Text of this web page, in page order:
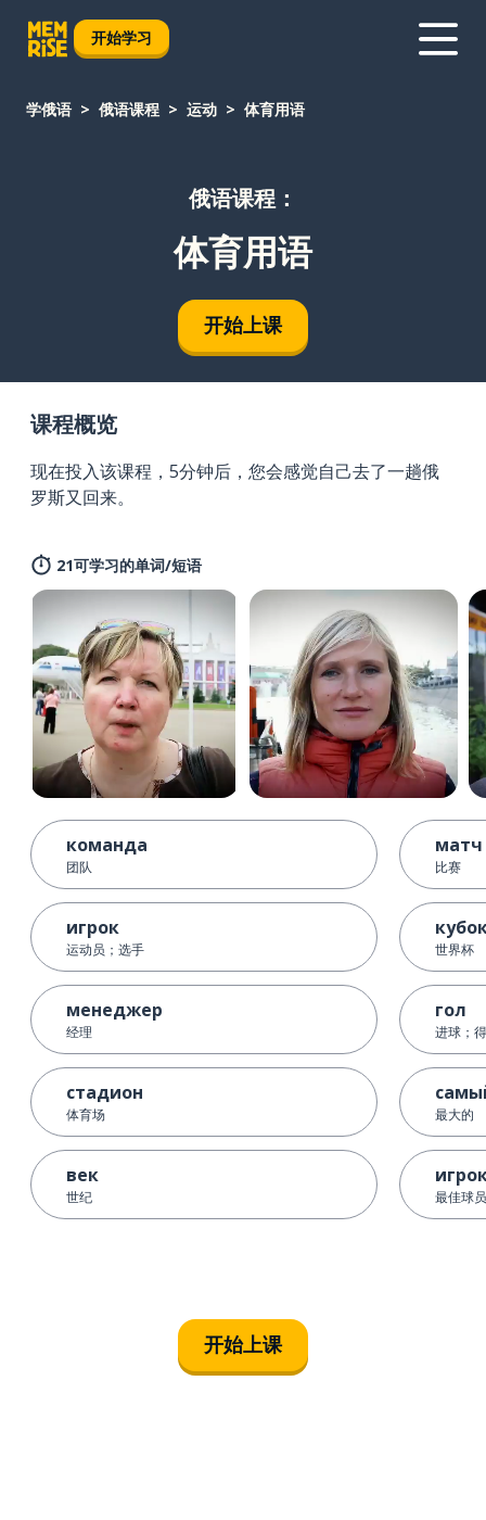
开始学习
学俄语 俄语课程 运动 体育用语
俄语课程：
体育用语
开始上课
课程概览
现在投入该课程，5分钟后，您会感觉自己去了一趟俄
罗斯又回来。
21可学习的单词/短语
команда
团队
игрок
运动员；选手
менеджер
经理
стадион
体育场
век
世纪
матч
比赛
世界杯
гол
进球；
最大的
最佳球
开始上课